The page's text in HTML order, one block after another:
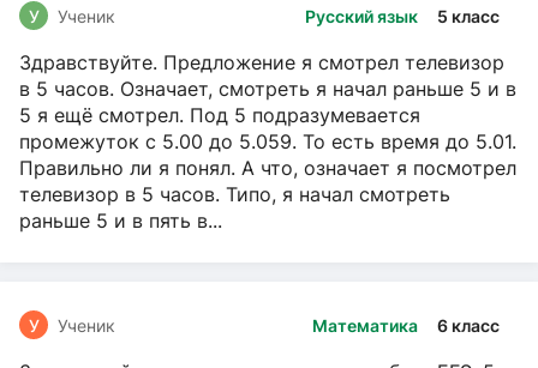
Русский язык 5 класс
У Ученик
Здравствуйте. Предложение я смотрел телевизор
в 5 часов. Означает, смотреть я начал раньше 5 и в
5 я ещё смотрел. Под 5 подразумевается
промежуток с 5.00 до 5.059. То есть время до 5.01.
Правильно ли я понял. А что, означает я посмотрел
телевизор в 5 часов. Типо, я начал смотреть
раньше 5 и в пять в...
Математика 6 класс
У Ученик